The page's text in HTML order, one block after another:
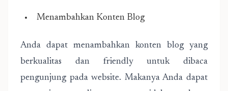
Menambahkan Konten Blog
Anda dapat menambahkan konten blog yang
berkualitas dan friendly untuk dibaca
pengunjung pada website. Makanya Anda dapat